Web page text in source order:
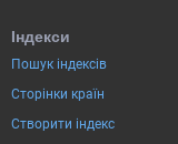
Індекси
Пошук індексів
Сторінки країн
Створити індекс